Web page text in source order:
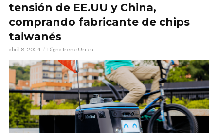
tensión de EE.UU y China,
comprando fabricante de chips
taiwanés
abril 8, 2024 Digna Irene Urrea